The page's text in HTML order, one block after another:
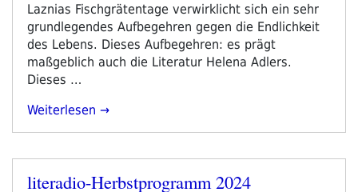
Laznias Fischgrätentage verwirklicht sich ein sehr
grundlegendes Aufbegehren gegen die Endlichkeit
des Lebens. Dieses Aufbegehren: es prägt
maßgeblich auch die Literatur Helena Adlers.
Dieses …
„literadio
Laznia
Zum
Weiterlesen
Veröffentlicht
literadio-Herbstprogramm 2024